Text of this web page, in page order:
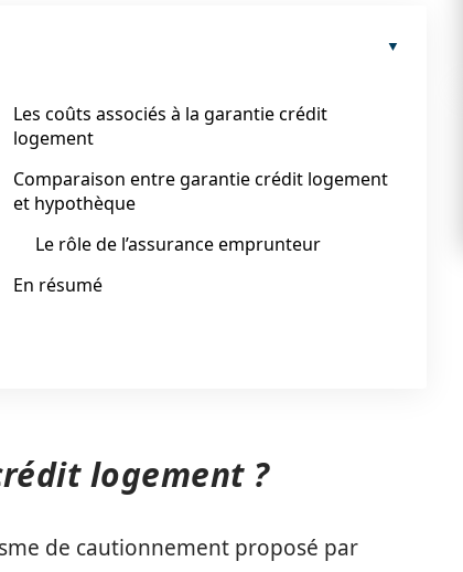
Les coûts associés à la garantie crédit
logement
Comparaison entre garantie crédit logement
et hypothèque
Le rôle de l’assurance emprunteur
En résumé
logement ?
de cautionnement proposé par